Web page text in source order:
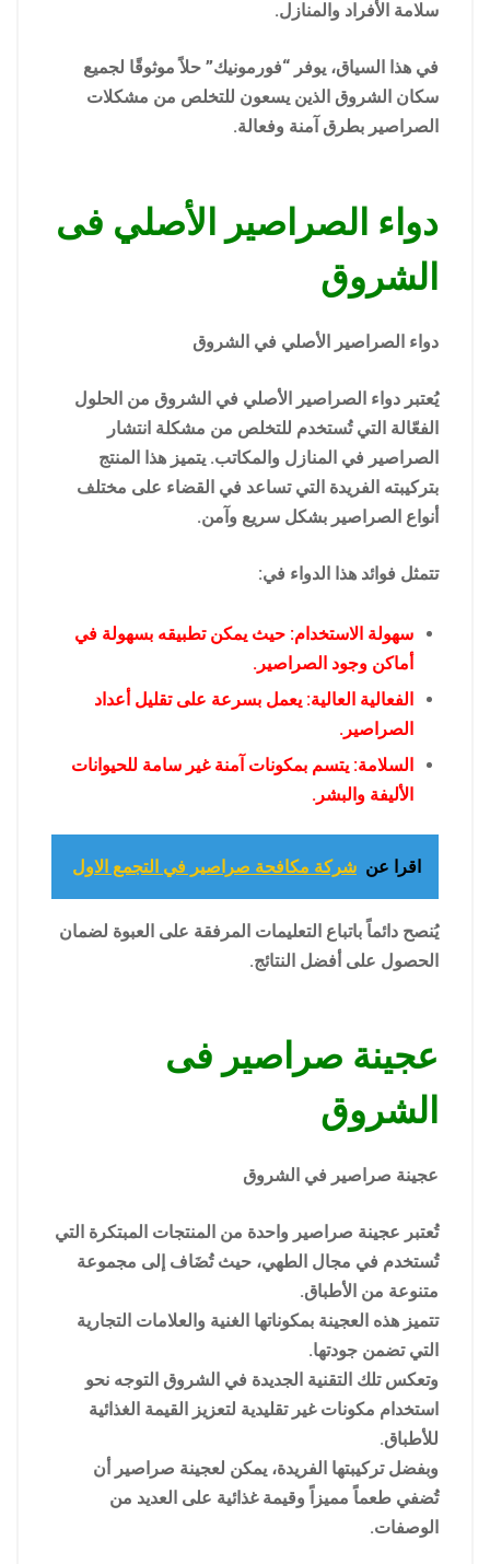
سلامة الأفراد والمنازل.
في هذا السياق، يوفر “فورمونيك” حلاً موثوقًا لجميع
سكان الشروق الذين يسعون للتخلص من مشكلات
الصراصير بطرق آمنة وفعالة.
دواء الصراصير الأصلي فى
الشروق
دواء الصراصير الأصلي في الشروق
يُعتبر دواء الصراصير الأصلي في الشروق من الحلول
الفعّالة التي تُستخدم للتخلص من مشكلة انتشار
الصراصير في المنازل والمكاتب. يتميز هذا المنتج
بتركيبته الفريدة التي تساعد في القضاء على مختلف
أنواع الصراصير بشكل سريع وآمن.
تتمثل فوائد هذا الدواء في:
سهولة الاستخدام: حيث يمكن تطبيقه بسهولة في
أماكن وجود الصراصير.
الفعالية العالية: يعمل بسرعة على تقليل أعداد
الصراصير.
السلامة: يتسم بمكونات آمنة غير سامة للحيوانات
الأليفة والبشر.
اقرا عن شركة مكافحة صراصير في التجمع الاول
يُنصح دائماً باتباع التعليمات المرفقة على العبوة لضمان
الحصول على أفضل النتائج.
عجينة صراصير فى
الشروق
عجينة صراصير في الشروق
تُعتبر عجينة صراصير واحدة من المنتجات المبتكرة التي
تُستخدم في مجال الطهي، حيث تُضَاف إلى مجموعة
متنوعة من الأطباق.
تتميز هذه العجينة بمكوناتها الغنية والعلامات التجارية
التي تضمن جودتها.
وتعكس تلك التقنية الجديدة في الشروق التوجه نحو
استخدام مكونات غير تقليدية لتعزيز القيمة الغذائية
للأطباق.
وبفضل تركيبتها الفريدة، يمكن لعجينة صراصير أن
تُضفي طعماً مميزاً وقيمة غذائية على العديد من
الوصفات.